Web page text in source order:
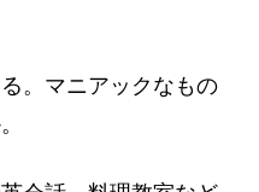
。マニアックなもの